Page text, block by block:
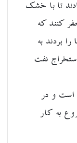
تا با خشک
کنند که
بردند به
نفت
است و در
به کار